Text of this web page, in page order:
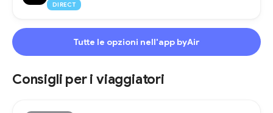
DIRECT
Tutte le opzioni nell'app byAir
Consigli per i viaggiatori